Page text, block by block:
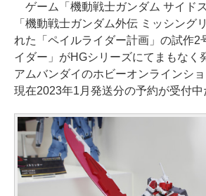
ゲーム「機動戦士ガンダム サイド
「機動戦士ガンダム外伝 ミッシング
れた「ペイルライダー計画」の試作2
イダー」がHGシリーズにてまもなく
アムバンダイのホビーオンラインショ
現在2023年1月発送分の予約が受付中